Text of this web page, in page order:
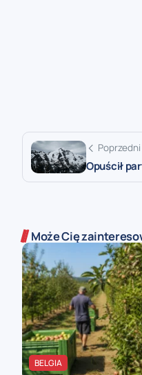
Opuścił
Może Cię
BELGIA